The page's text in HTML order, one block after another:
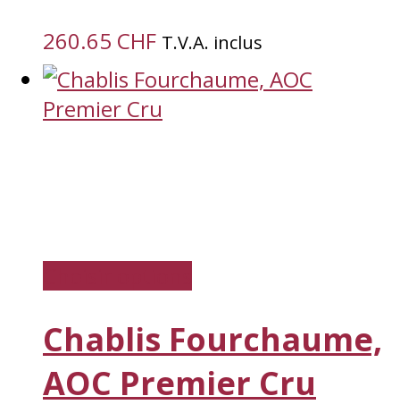
260.65 CHF T.V.A. inclus
Chablis Fourchaume,
AOC Premier Cru